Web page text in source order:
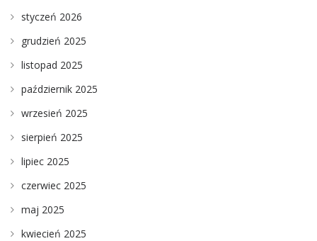
styczeń 2026
grudzień 2025
listopad 2025
październik 2025
wrzesień 2025
sierpień 2025
lipiec 2025
czerwiec 2025
maj 2025
kwiecień 2025